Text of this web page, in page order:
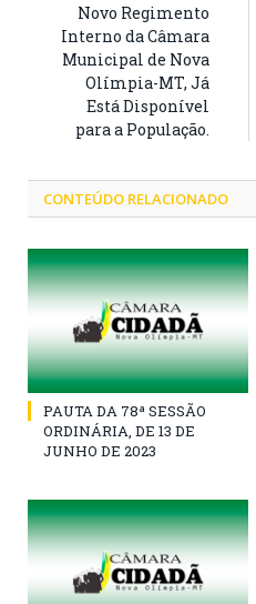
Novo Regimento
Interno da Câmara
Municipal de Nova
Olímpia-MT, Já
Está Disponível
para a População.
CONTEÚDO RELACIONADO
PAUTA DA 78ª SESSÃO
ORDINÁRIA, DE 13 DE
JUNHO DE 2023